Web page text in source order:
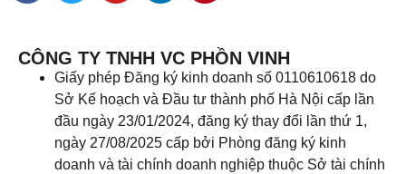
CÔNG TY TNHH VC PHỒN VINH
Giấy phép Đăng ký kinh doanh số 0110610618 do
Sở Kế hoạch và Đầu tư thành phố Hà Nội cấp lần
đầu ngày 23/01/2024, đăng ký thay đổi lần thứ 1,
ngày 27/08/2025 cấp bởi Phòng đăng ký kinh
doanh và tài chính doanh nghiệp thuộc Sở tài chính